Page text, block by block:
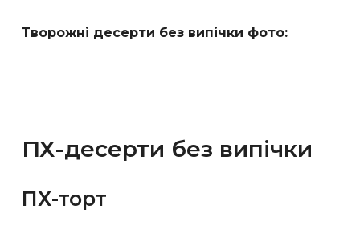
Творожні десерти без випічки фото:
ПХ-десерти без випічки
ПХ-торт